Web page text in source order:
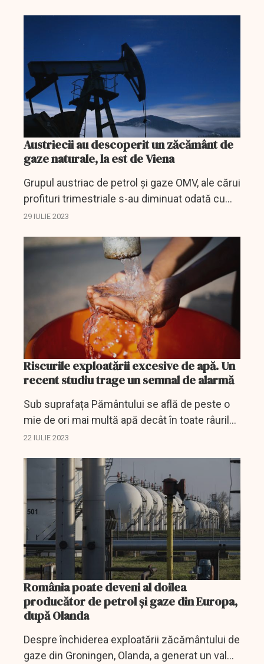
Austriecii au descoperit un zăcământ de
gaze naturale, la est de Viena
Grupul austriac de petrol și gaze OMV, ale cărui
profituri trimestriale s-au diminuat odată cu
scăderea prețurilor la hidrocarburi, a anunțat
în...
29 IULIE 2023
Riscurile exploatării excesive de apă. Un
recent studiu trage un semnal de alarmă
Sub suprafața Pământului se află de peste o
mie de ori mai multă apă decât în toate râurile
și lacurile din lume.
22 IULIE 2023
România poate deveni al doilea
producător de petrol și gaze din Europa,
după Olanda
Despre închiderea exploatării zăcământului de
gaze din Groningen, Olanda, a generat un val